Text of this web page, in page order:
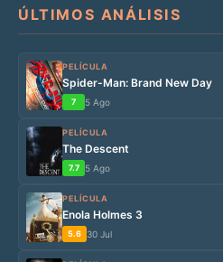
ÚLTIMOS ANÁLISIS
PELÍCULA
Spider-Man: Brand New Day
7 5 Ago
PELÍCULA
The Descent
7.7 5 Ago
PELÍCULA
Enola Holmes 3
5.6 30 Jul